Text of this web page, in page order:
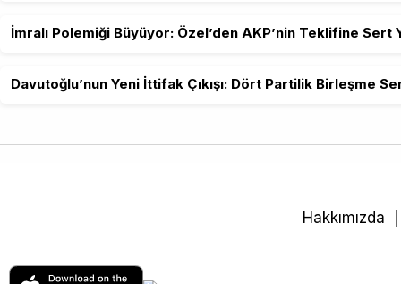
İmralı Polemiği Büyüyor: Özel’den AKP’nin Teklifine Sert
Davutoğlu’nun Yeni İttifak Çıkışı: Dört Partilik Birleşme
Hakkımızda